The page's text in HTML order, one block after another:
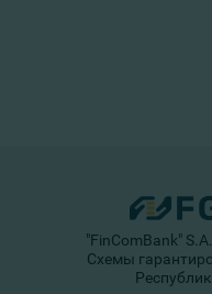
"FinComBank"
Схемы